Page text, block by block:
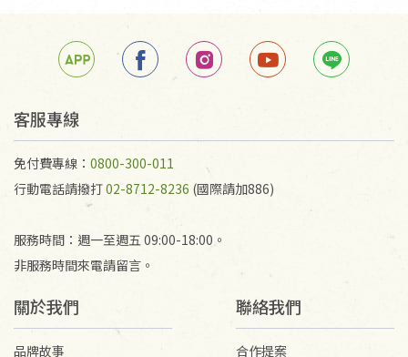
依消保法之規定提供該商品七天免費鑑賞期(含例假
日)的服務，原則上若商品未經使用或被汙損(除商品
不適用七天鑑賞期商品：
以數位或電磁紀錄形式儲存之商品、易於變質或損壞
之商品、以及性質上無法或不適合退換之商品：如
CD、VCD、DVD、電腦軟體，若產品瑕疵無法讀取僅
接受原片換新。
衣飾鞋類-如T恤，如於送達後水洗或污損者。
美容保養用品、內衣褲、襪子、口罩等私人消耗性產
品，一經拆封使用，恕無法退貨。
內衣褲、襪子、口罩個人衛生用品除商品本身有瑕疵
客服專線
免付費專線： 0800-300-011
行動電話請撥打02-8712-8236 (國際請加886)
服務時間：週一至週五 09:00-18:00。
非服務時間來電請留言。
關於我們
品牌故事
聯絡我們
合作提案